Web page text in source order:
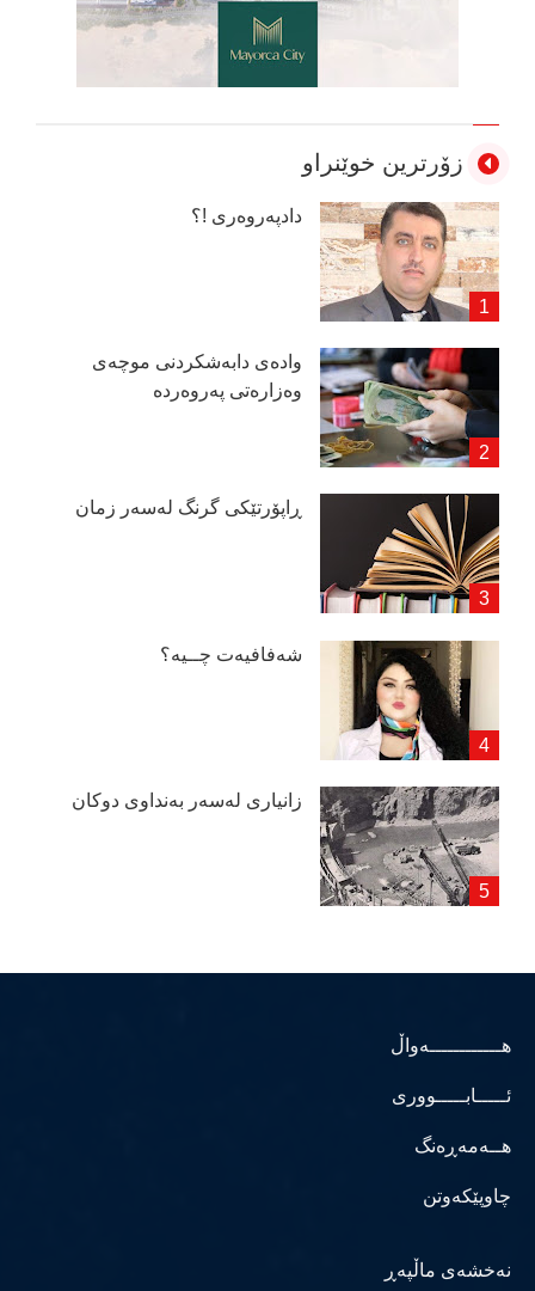
زۆرترین خوێنراو
دادپەروەری !؟
وادەی دابەشكردنی موچەی
وەزارەتی پەروەردە
ڕاپۆرتێكی گرنگ لەسەر زمان
شەفافیەت چــیە؟
زانیاری لەسەر بەنداوی دوكان
هــــــــــــەواڵ
ئـــــابـــــووری
هــەمەڕەنگ
چاوپێکەوتن
نەخشەی ماڵپەڕ